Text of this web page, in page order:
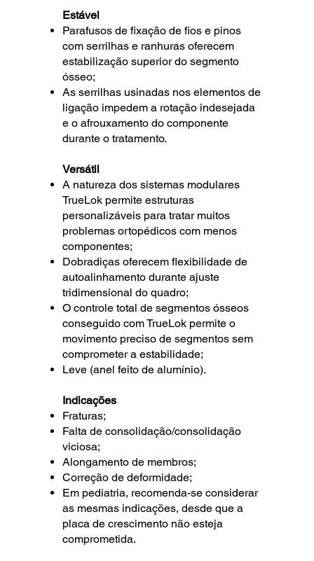
Estável
Parafusos de fixação de fios e pinos
com serrilhas e ranhuras oferecem
estabilização superior do segmento
ósseo;
As serrilhas usinadas nos elementos de
ligação impedem a rotação indesejada
e o afrouxamento do componente
durante o tratamento.
Versátil
A natureza dos sistemas modulares
TrueLok permite estruturas
personalizáveis para tratar muitos
problemas ortopédicos com menos
componentes;
Dobradiças oferecem flexibilidade de
autoalinhamento durante ajuste
tridimensional do quadro;
O controle total de segmentos ósseos
conseguido com TrueLok permite o
movimento preciso de segmentos sem
comprometer a estabilidade;
Leve (anel feito de alumínio).
Indicações
Fraturas;
Falta de consolidação/consolidação
viciosa;
Alongamento de membros;
Correção de deformidade;
Em pediatria, recomenda-se considerar
as mesmas indicações, desde que a
placa de crescimento não esteja
comprometida.